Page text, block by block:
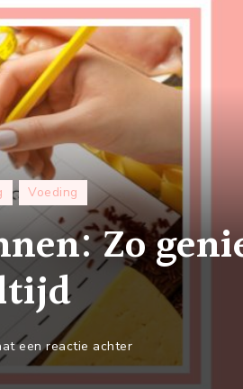
Voeding
Zo
een reactie achterop
Eetrust